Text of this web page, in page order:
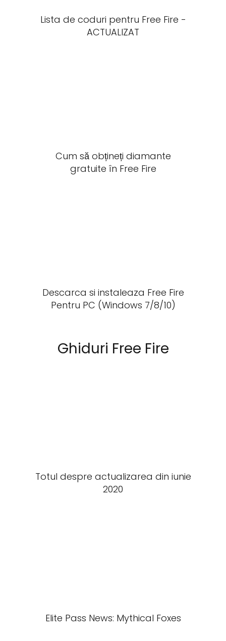
Lista de coduri pentru Free Fire -
ACTUALIZAT
Cum să obțineți diamante
gratuite în Free Fire
Descarca si instaleaza Free Fire
Pentru PC (Windows 7/8/10)
Ghiduri Free Fire
Totul despre actualizarea din iunie
2020
Elite Pass News: Mythical Foxes